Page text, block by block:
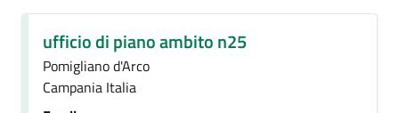
ufficio di piano ambito n25
Pomigliano d'Arco
Campania Italia